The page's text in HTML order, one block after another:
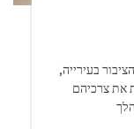
בעירייה,
את צרכיהם